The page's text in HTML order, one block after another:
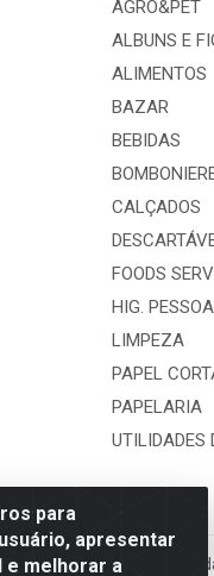
para
apresentar
e melhorar a
AGRO&PET
ALBUNS E
ALIMENTOS
BAZAR
BEBIDAS
CALÇADOS
FOODS
HIG.
LIMPEZA
PAPEL
PAPELARIA
UTILIDADES
nº 3860, Jardim